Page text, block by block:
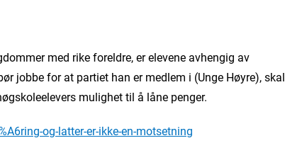
med rike foreldre, er elevene avhengig av
jobbe for at partiet han er medlem i (Unge Høyre), skal
mulighet til å låne penger.
og-latter-er-ikke-en-motsetning